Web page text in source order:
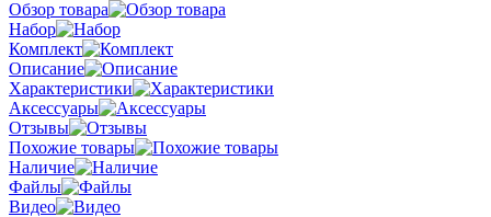
Обзор товара
Набор
Комплект
Описание
Характеристики
Аксессуары
Отзывы
Похожие товары
Наличие
Файлы
Видео